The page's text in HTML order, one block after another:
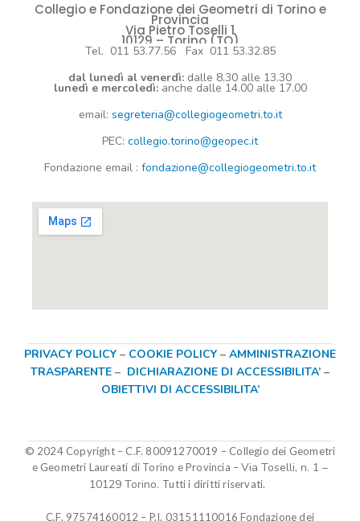
Collegio e Fondazione dei Geometri di Torino e
Provincia
Via Pietro Toselli 1
10129 – Torino (TO)
Tel. 011 53.77.56 Fax 011 53.32.85
dal lunedì al venerdì: dalle 8.30 alle 13.30
lunedì e mercoledì: anche dalle 14.00 alle 17.00
email: segreteria@collegiogeometri.to.it
PEC: collegio.torino@geopec.it
Fondazione email : fondazione@collegiogeometri.to.it
PRIVACY POLICY – COOKIE POLICY – AMMINISTRAZIONE
TRASPARENTE – DICHIARAZIONE DI ACCESSIBILITA’ –
OBIETTIVI DI ACCESSIBILITA’
© 2024 Copyright – C.F. 80091270019 – Collegio dei Geometri
e Geometri Laureati di Torino e Provincia –Via Toselli, n. 1 –
10129 Torino. Tutti i diritti riservati.
C.F. 97574160012 – P.I. 03151110016Fondazione dei